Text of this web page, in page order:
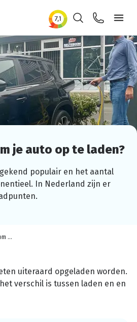
ZoekenContact
je auto op te laden?
populair en het aantal
In Nederland zijn er
Wat kost het om je auto op te laden?
uiteraard opgeladen worden.
verschil is tussen laden en en